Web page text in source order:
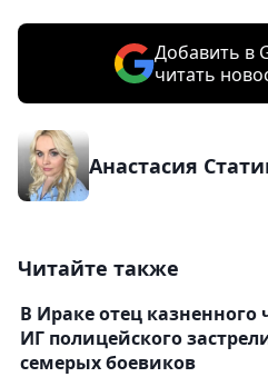
Добавить в
читать
Анастасия
Читайте также
В Ираке отец казненного
ИГ полицейского
семерых боевиков